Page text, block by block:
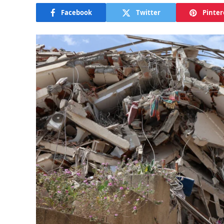
Facebook Twitter